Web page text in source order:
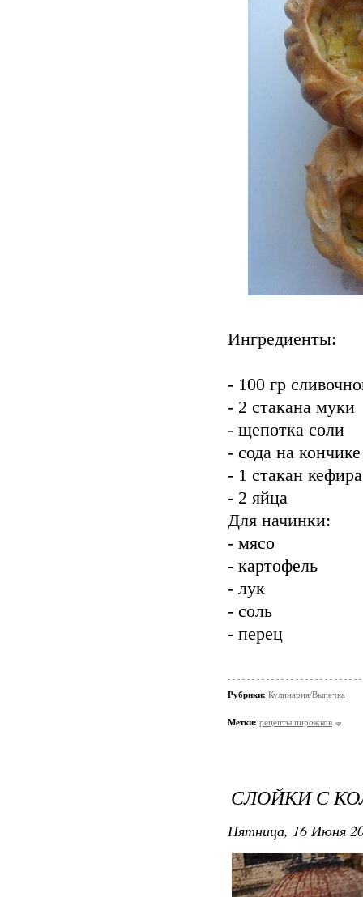
Ингредиенты:
- 100 гр
- 2 стакана муки
- щепотка соли
- сода на
- 1 стакан кефира
- 2 яйца
Для начинки:
- мясо
- картофель
- лук
- соль
- перец
Рубрики: Кулинария/Выпечка
Метки: рецепты пирожков
СЛОЙКИ С
Пятница, 16 Июня